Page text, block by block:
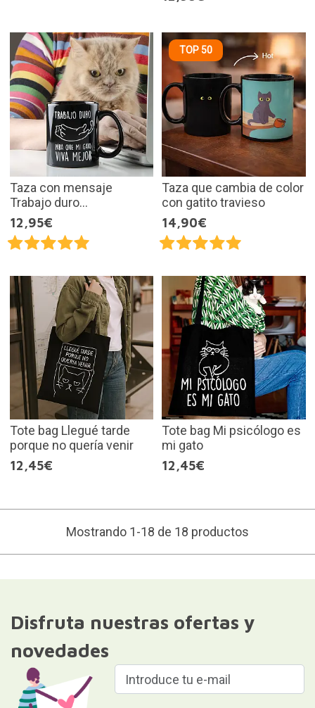
Taza con mensaje
Trabajo duro...
12,95€
TOP 50
Taza que cambia de color
con gatito travieso
14,90€
Tote bag Llegué tarde
porque no quería venir
12,45€
Tote bag Mi psicólogo es
mi gato
12,45€
Mostrando 1-18 de 18 productos
Disfruta nuestras ofertas y
novedades